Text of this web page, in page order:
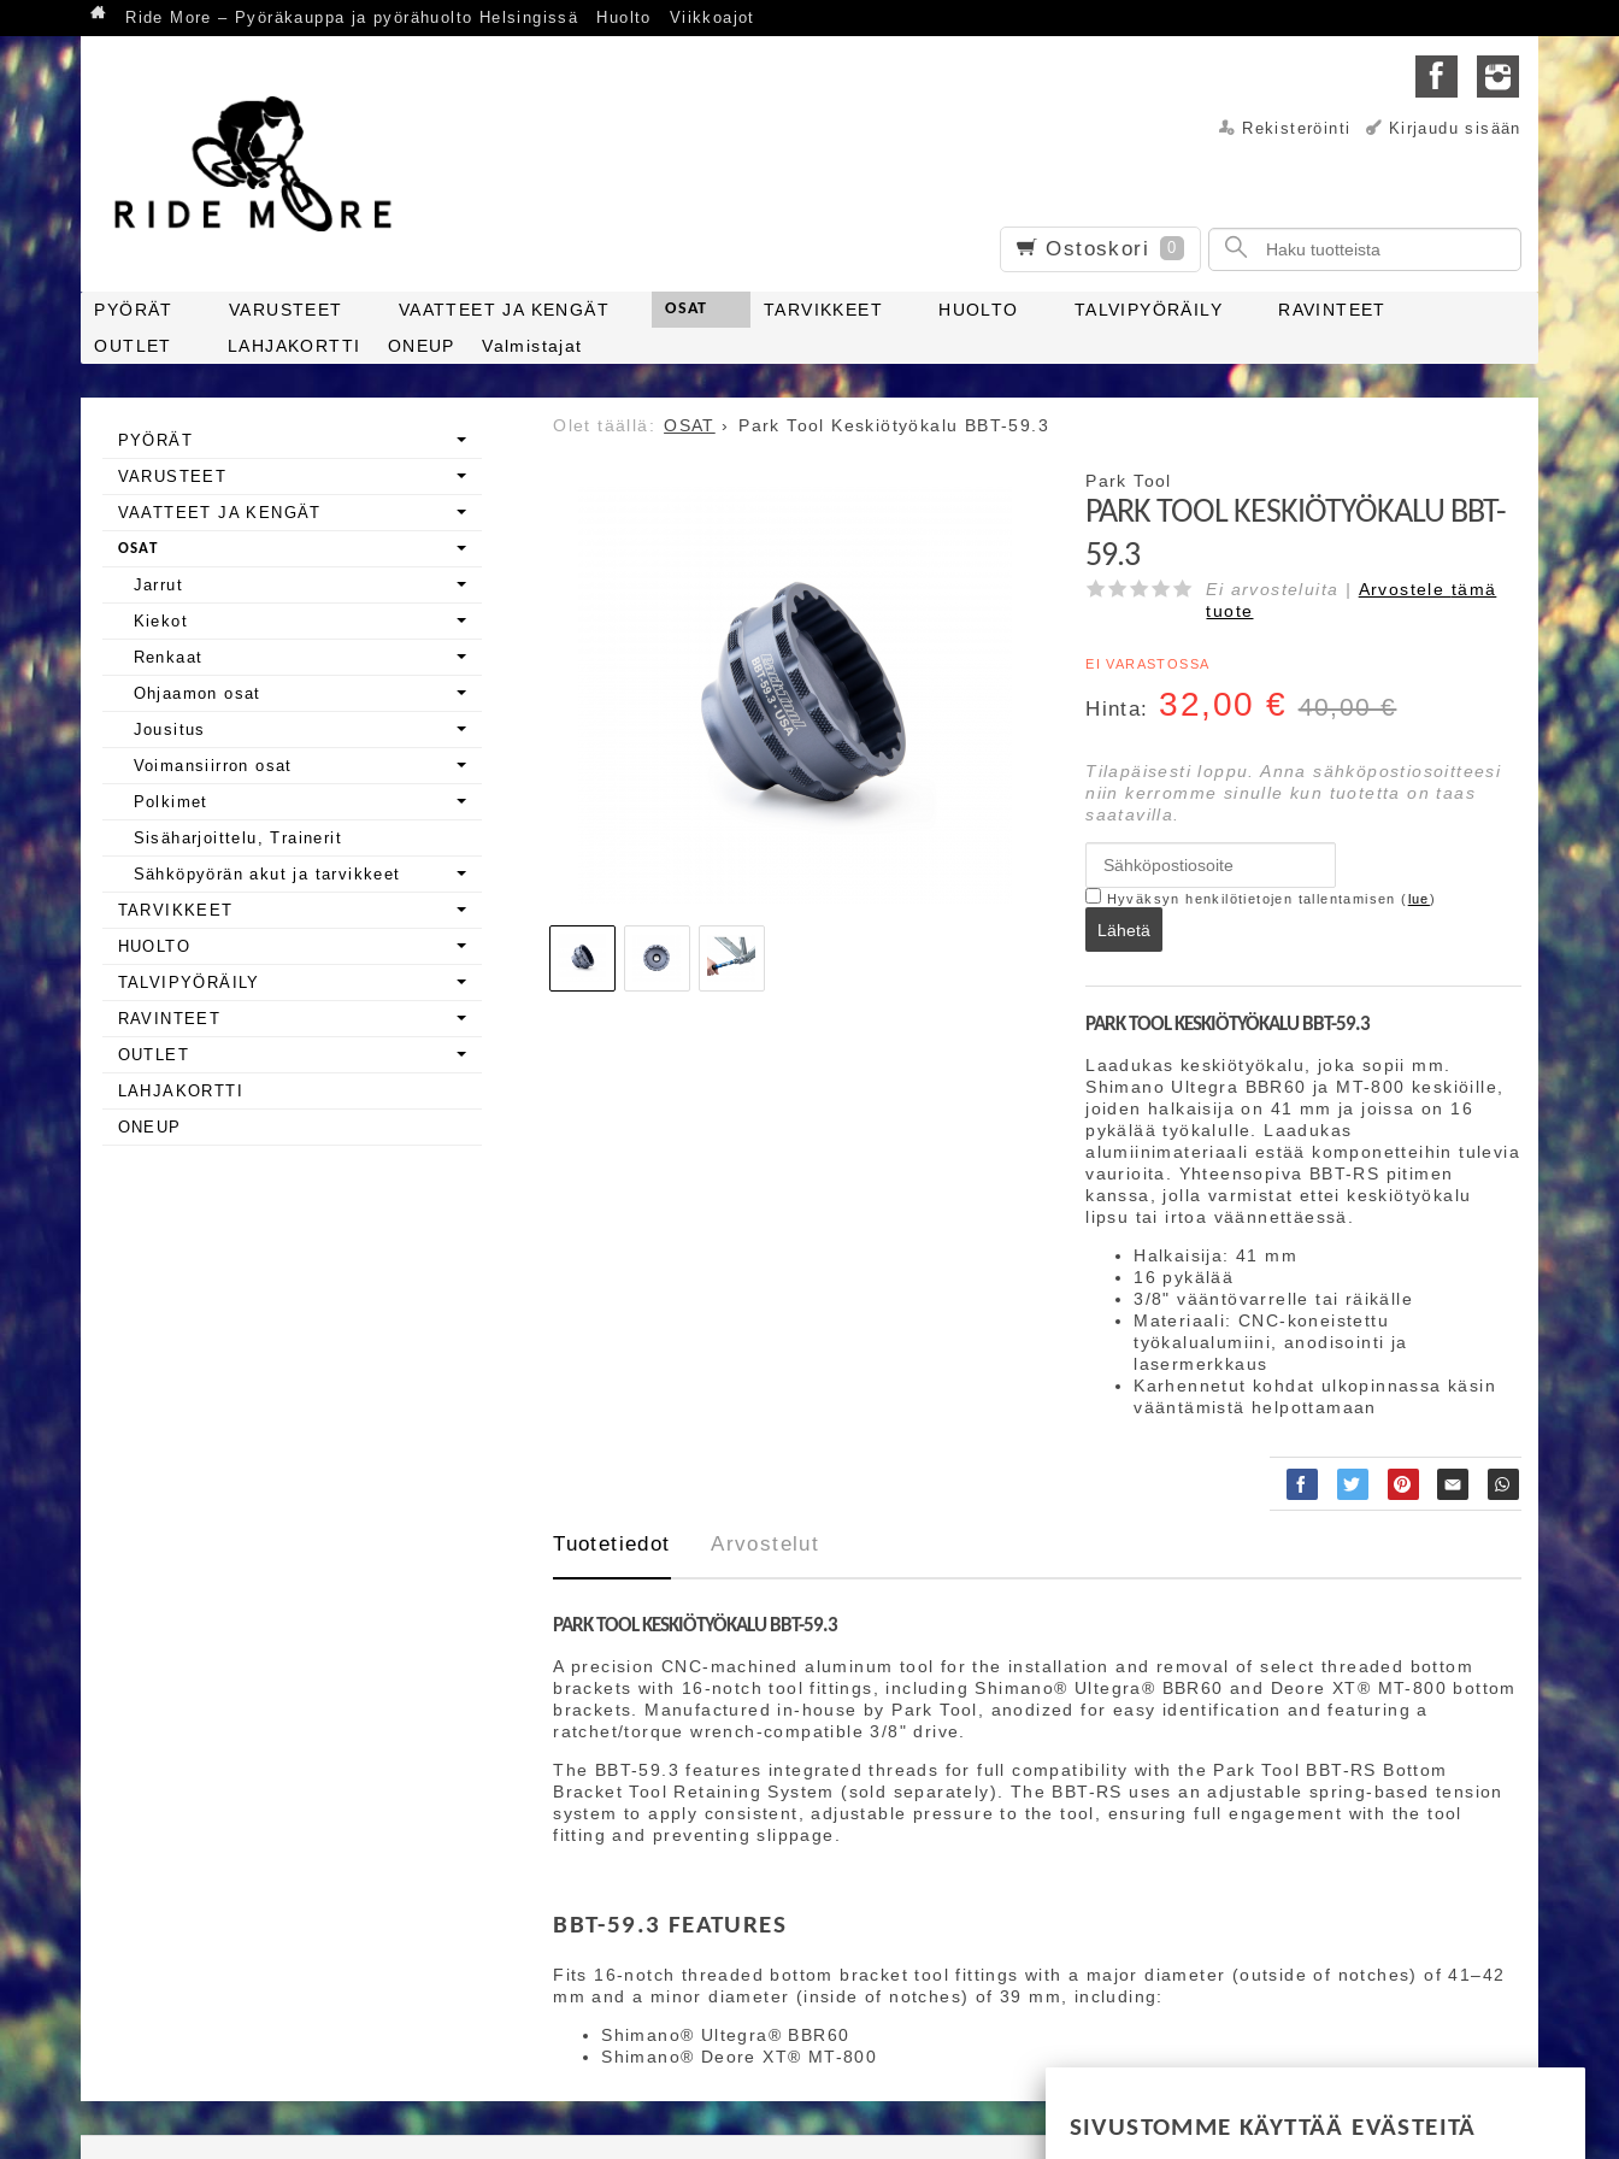
SIVUSTOMME KÄYTTÄÄ EVÄSTEITÄ
Ride More – Pyöräkauppa ja pyörähuolto Helsingissä Huolto Viikkoajot
Rekisteröinti Kirjaudu sisään
Ostoskori 0
PYÖRÄT VARUSTEET VAATTEET JA KENGÄT OSAT TARVIKKEET HUOLTO TALVIPYÖRÄILY
RAVINTEET
OUTLET
LAHJAKORTTI ONEUP Valmistajat
OSAT Park Tool Keskiötyökalu BBT-59.3
Park Tool
PARK TOOL KESKIÖTYÖKALU BBT-
59.3
Ei arvosteluita | Arvostele tämä
tuote
EI VARASTOSSA
Hinta: 32,00 € 40,00 €
Tilapäisesti loppu. Anna sähköpostiosoitteesi
niin kerromme sinulle kun tuotetta on taas
saatavilla.
Hyväksyn henkilötietojen tallentamisen (lue)
Lähetä
PARK TOOL KESKIÖTYÖKALU BBT-59.3
Laadukas keskiötyökalu, joka sopii mm.
Shimano Ultegra BBR60 ja MT-800 keskiöille,
joiden halkaisija on 41 mm ja joissa on 16
pykälää työkalulle. Laadukas
alumiinimateriaali estää komponetteihin tulevia
vaurioita. Yhteensopiva BBT-RS pitimen
kanssa, jolla varmistat ettei keskiötyökalu
lipsu tai irtoa väännettäessä.
Halkaisija: 41 mm
16 pykälää
3/8" vääntövarrelle tai räikälle
Materiaali: CNC-koneistettu
työkalualumiini, anodisointi ja
lasermerkkaus
Karhennetut kohdat ulkopinnassa käsin
vääntämistä helpottamaan
Tuotetiedot Arvostelut
PARK TOOL KESKIÖTYÖKALU BBT-59.3
A precision CNC-machined aluminum tool for the installation and removal of select threaded bottom
brackets with 16-notch tool fittings, including Shimano® Ultegra® BBR60 and Deore XT® MT-800 bottom
brackets. Manufactured in-house by Park Tool, anodized for easy identification and featuring a
ratchet/torque wrench-compatible 3/8" drive.
The BBT-59.3 features integrated threads for full compatibility with the Park Tool BBT-RS Bottom
Bracket Tool Retaining System (sold separately). The BBT-RS uses an adjustable spring-based tension
system to apply consistent, adjustable pressure to the tool, ensuring full engagement with the tool
fitting and preventing slippage.
BBT-59.3 FEATURES
Fits 16-notch threaded bottom bracket tool fittings with a major diameter (outside of notches) of 41–42
mm and a minor diameter (inside of notches) of 39 mm, including:
Shimano® Ultegra® BBR60
Shimano® Deore XT® MT-800
PYÖRÄT
VARUSTEET
VAATTEET JA KENGÄT
OSAT
Jarrut
Kiekot
Renkaat
Ohjaamon osat
Jousitus
Voimansiirron osat
Polkimet
Sisäharjoittelu, Trainerit
Sähköpyörän akut ja tarvikkeet
TARVIKKEET
HUOLTO
TALVIPYÖRÄILY
RAVINTEET
OUTLET
LAHJAKORTTI
ONEUP